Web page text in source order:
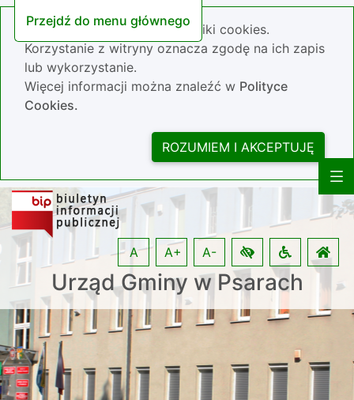
Przejdź do menu głównego
Nasza strona wykorzystuje pliki cookies.
Korzystanie z witryny oznacza zgodę na ich zapis
lub wykorzystanie.
Więcej informacji można znaleźć w Polityce
Cookies.
ROZUMIEM I AKCEPTUJĘ
Urząd Gminy w Psarach
A A+ A-